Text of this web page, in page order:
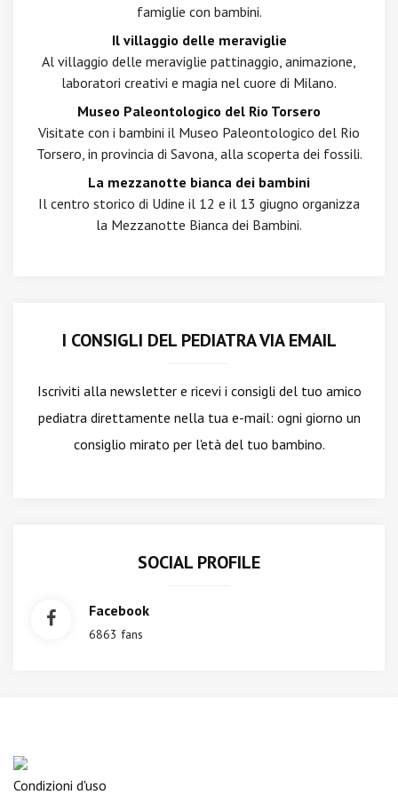
famiglie con bambini.
Il villaggio delle meraviglie
Al villaggio delle meraviglie pattinaggio, animazione,
laboratori creativi e magia nel cuore di Milano.
Museo Paleontologico del Rio Torsero
Visitate con i bambini il Museo Paleontologico del Rio
Torsero, in provincia di Savona, alla scoperta dei fossili.
La mezzanotte bianca dei bambini
Il centro storico di Udine il 12 e il 13 giugno organizza
la Mezzanotte Bianca dei Bambini.
I CONSIGLI DEL PEDIATRA VIA EMAIL
Iscriviti alla newslettere ricevi i consigli del tuo amico
pediatra direttamente nella tua e-mail: ogni giorno un
consiglio mirato per l'età del tuo bambino.
SOCIAL PROFILE
Facebook
6863 fans
Condizioni d'uso